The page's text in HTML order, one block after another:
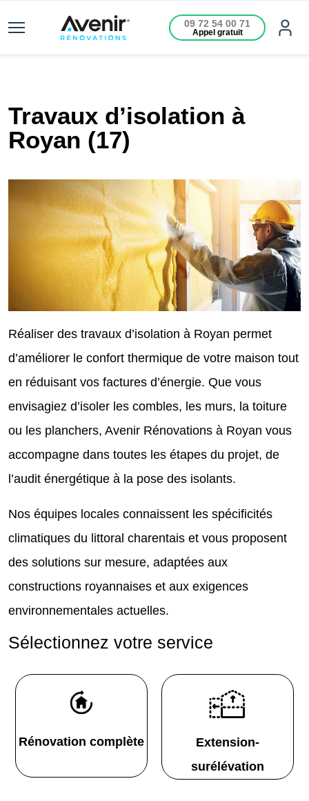
09 72 54 00 71
Appel gratuit
Travaux d’isolation à
Royan (17)
Réaliser des travaux d’isolation à Royan permet
d’améliorer le confort thermique de votre maison tout
en réduisant vos factures d’énergie. Que vous
envisagiez d’isoler les combles, les murs, la toiture
ou les planchers, Avenir Rénovations à Royan vous
accompagne dans toutes les étapes du projet, de
l’audit énergétique à la pose des isolants.
Nos équipes locales connaissent les spécificités
climatiques du littoral charentais et vous proposent
des solutions sur mesure, adaptées aux
constructions royannaises et aux exigences
environnementales actuelles.
Sélectionnez votre service
Rénovation complète
Extension-
surélévation